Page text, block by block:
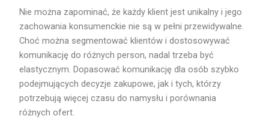
Nie można zapominać, że każdy klient jest unikalny i jego
zachowania konsumenckie nie są w pełni przewidywalne.
Choć można segmentować klientów i dostosowywać
komunikację do różnych person, nadal trzeba być
elastycznym. Dopasować komunikację dla osób szybko
podejmujących decyzje zakupowe, jak i tych, którzy
potrzebują więcej czasu do namysłu i porównania
różnych ofert.